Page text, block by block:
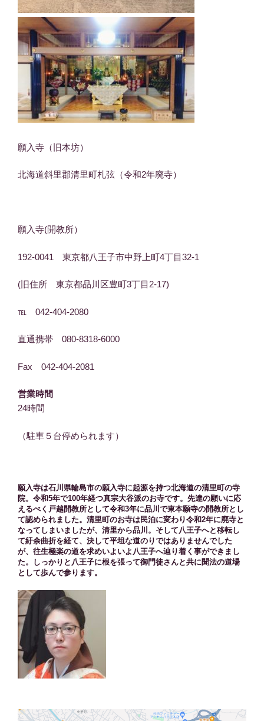
願入寺（旧本坊）
北海道斜里郡清里町札弦（令和2年廃寺）
願入寺(開教所）
192-0041 東京都八王子市中野上町4丁目32-1
(旧住所 東京都品川区豊町3丁目2-17)
℡ 042-404-2080
直通携帯 080-8318-6000
Fax 042-404-2081
営業時間
24時間
（駐車５台停められます）
願入寺は石川県輪島市の願入寺に起源を持つ北海道の清里町の寺
院。令和5年で100年経つ真宗大谷派のお寺です。先達の願いに応
えるべく戸越開教所として令和3年に品川で東本願寺の開教所とし
て認められました。清里町のお寺は民泊に変わり令和2年に廃寺と
なってしまいましたが、清里から品川。そして八王子へと移転し
て紆余曲折を経て、決して平坦な道のりではありませんでした
が、往生極楽の道を求めいよいよ八王子へ辿り着く事ができまし
た。しっかりと八王子に根を張って御門徒さんと共に聞法の道場
として歩んで参ります。